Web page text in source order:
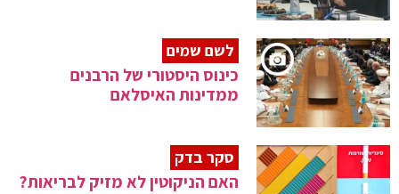
לשם שמים
כינוס היסטורי של הרבנים
ממדינות האיסלאם
סקר בדק
האם הניקוטין לא מזיק לבריאות?